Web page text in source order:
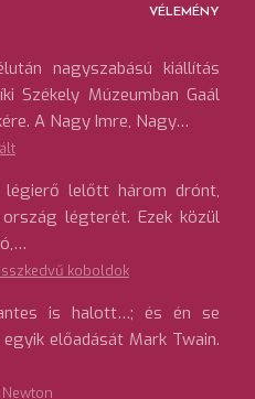
VÉLEMÉNY
nagyszabású kiállítás
Székely Múzeumban Gaál
A Nagy Imre, Nagy…
lelőtt három drónt,
légterét. Ezek közül
koboldok
is halott…; és én se
előadását Mark Twain.